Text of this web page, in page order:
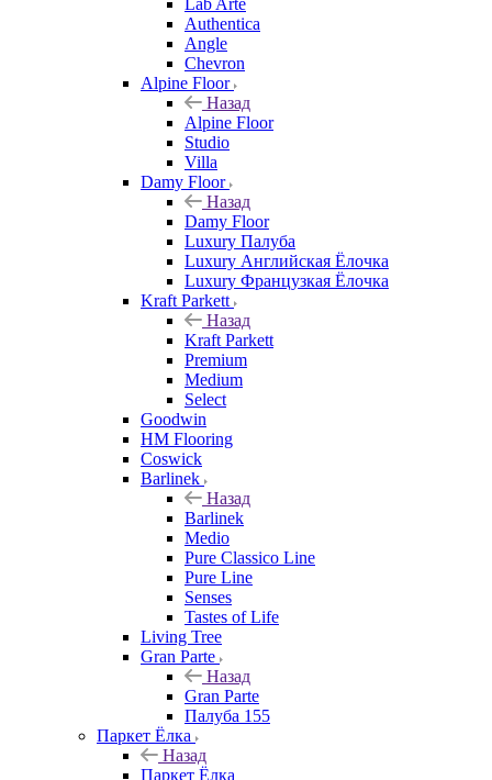
Lab Arte
Authentica
Angle
Chevron
Alpine Floor
Назад
Alpine Floor
Studio
Villa
Damy Floor
Назад
Damy Floor
Luxury Палуба
Luxury Английская Ёлочка
Luxury Французкая Ёлочка
Kraft Parkett
Назад
Kraft Parkett
Premium
Medium
Select
Goodwin
HM Flooring
Coswick
Barlinek
Назад
Barlinek
Medio
Pure Classico Line
Pure Line
Senses
Tastes of Life
Living Tree
Gran Parte
Назад
Gran Parte
Палуба 155
Паркет Ёлка
Назад
Паркет Ёлка